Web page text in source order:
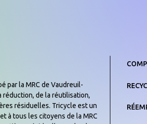
par la MRC de Vaudreuil-
réduction, de la réutilisation,
résiduelles. Tricycle est un
à tous les citoyens de la MRC